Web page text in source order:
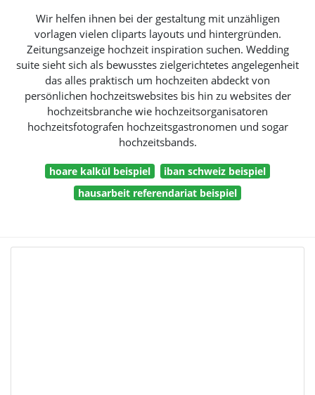
Wir helfen ihnen bei der gestaltung mit unzähligen
vorlagen vielen cliparts layouts und hintergründen.
Zeitungsanzeige hochzeit inspiration suchen. Wedding
suite sieht sich als bewusstes zielgerichtetes angelegenheit
das alles praktisch um hochzeiten abdeckt von
persönlichen hochzeitswebsites bis hin zu websites der
hochzeitsbranche wie hochzeitsorganisatoren
hochzeitsfotografen hochzeitsgastronomen und sogar
hochzeitsbands.
hoare kalkül beispiel
iban schweiz beispiel
hausarbeit referendariat beispiel